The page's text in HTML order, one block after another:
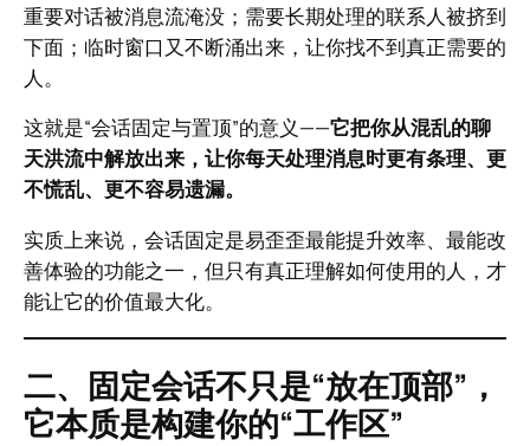
重要对话被消息流淹没；需要长期处理的联系人被挤到
下面；临时窗口又不断涌出来，让你找不到真正需要的
人。
这就是“会话固定与置顶”的意义——它把你从混乱的聊
天洪流中解放出来，让你每天处理消息时更有条理、更
不慌乱、更不容易遗漏。
实质上来说，会话固定是易歪歪最能提升效率、最能改
善体验的功能之一，但只有真正理解如何使用的人，才
能让它的价值最大化。
二、固定会话不只是“放在顶部”，
它本质是构建你的“工作区”